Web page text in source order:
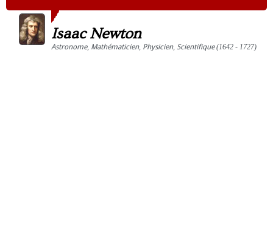
Isaac Newton
Astronome, Mathématicien, Physicien, Scientifique(1642 - 1727)